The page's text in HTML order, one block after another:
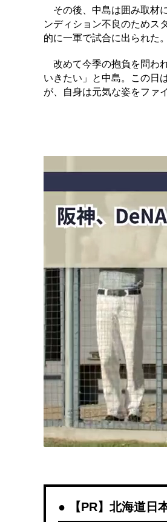
その後、中島は囲み取材
ンディション不良のためス
的に一軍で試合に出られた
改めて今季の抱負を問わ
いきたい」と中島。この日
が、自身は元気な姿をファ
【PR】北海道日